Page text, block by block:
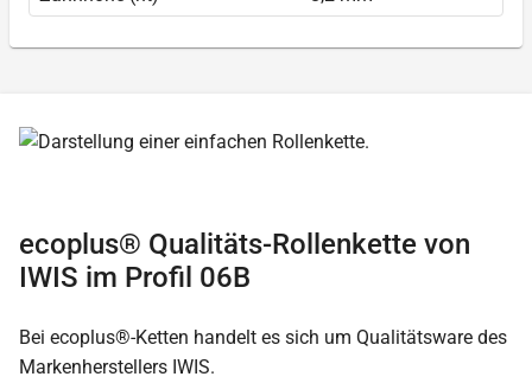
ecoplus® Qualitäts-Rollenkette von
IWIS im Profil 06B
Bei ecoplus®-Ketten handelt es sich um Qualitätsware des
Markenherstellers IWIS.